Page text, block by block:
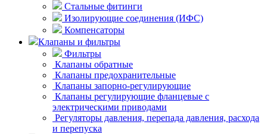
Стальные фитинги
Изолирующие соединения (ИФС)
Компенсаторы
Клапаны и фильтры
Фильтры
Клапаны обратные
Клапаны предохранительные
Клапаны запорно-регулирующие
Клапаны регулирующие фланцевые с
электрическими приводами
Регуляторы давления, перепада давления, расхода
и перепуска